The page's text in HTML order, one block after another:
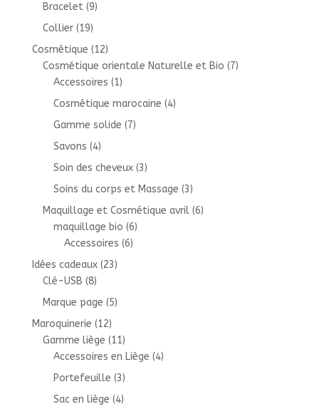
Bracelet (9)
Collier (19)
Cosmétique (12)
Cosmétique orientale Naturelle et Bio (7)
Accessoires (1)
Cosmétique marocaine (4)
Gamme solide (7)
Savons (4)
Soin des cheveux (3)
Soins du corps et Massage (3)
Maquillage et Cosmétique avril (6)
maquillage bio (6)
Accessoires (6)
Idées cadeaux (23)
Clé-USB (8)
Marque page (5)
Maroquinerie (12)
Gamme liège (11)
Accessoires en Liège (4)
Portefeuille (3)
Sac en liège (4)